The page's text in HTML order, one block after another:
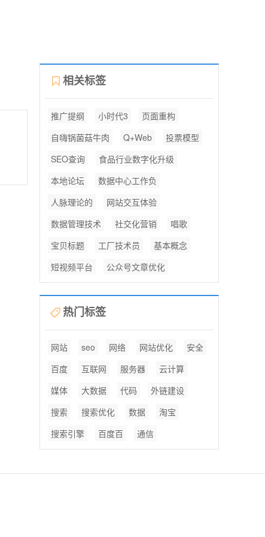
相关标签
推广提纲 小时代3
页面重构
自嗨锅菌菇牛肉
Q+Web
投票模型
SEO查询
食品行业数字化升级
本地论坛
数据中心工作负
人脉理论的
网站交互体验
数据管理技术
社交化营销
唱歌
宝贝标题
工厂技术员
基本概念
短视频平台
公众号文章优化
热门标签
网站 seo 网络 网站优化
安全
百度
互联网 服务器
云计算
媒体
大数据 代码
外链建设
搜索
搜索优化 数据
淘宝
搜索引擎
百度百 通信